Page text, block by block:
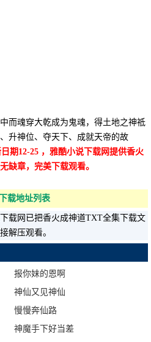
而魂穿大乾成为鬼魂，得土地之神祗
升神位、夺天下、成就天帝的故
期12-25 ，雅酷小说下载网提供香火
缺章，完美下载观看。
载地址列表
载网已把香火成神道TXT全集下载文
解压观看。
报你妹的恩啊
神仙又见神仙
慢慢奔仙路
神魔手下好当差